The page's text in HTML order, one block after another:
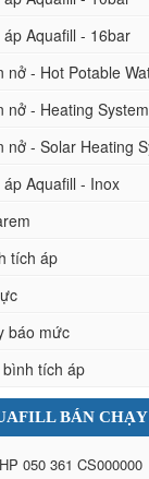
Aquafill - 16bar
nở - Hot Potable
nở - Heating
nở - Solar Heating
Aquafill - Inox
tích áp
báo mức
bình tích áp
BÁN CHẠY
HP 050 361 CS000000